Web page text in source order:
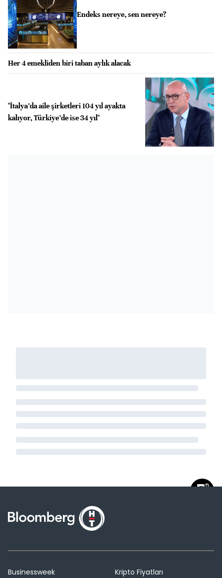
Endeks nereye, sen nereye?
Her 4 emekliden biri taban aylık alacak
"İtalya’da aile şirketleri 104 yıl ayakta
kalıyor, Türkiye’de ise 34 yıl"
Businessweek
Kripto Fiyatları